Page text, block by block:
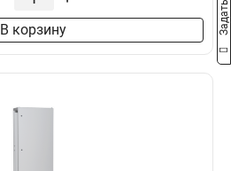
В корзину